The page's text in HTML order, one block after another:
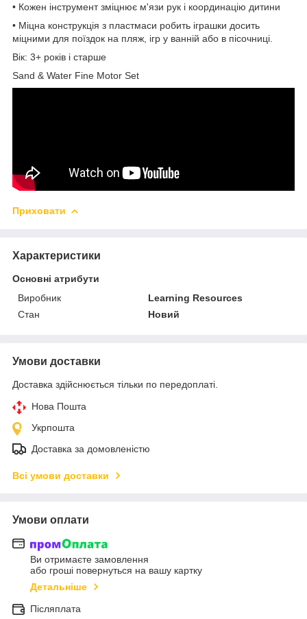
• Кожен інструмент зміцнює м'язи рук і координацію дитини
• Міцна конструкція з пластмаси робить іграшки досить
міцними для поїздок на пляж, ігр у ванній або в пісочниці.
Вік: 3+ років і старше
Sand & Water Fine Motor Set
Приховати
Характеристики
Основні атрибути
Виробник
Learning Resources
Стан
Новий
Умови доставки
Доставка здійснюється тільки по передоплаті.
Нова Пошта
Укрпошта
Доставка за домовленістю
Всі умови доставки
Умови оплати
Ви отримаєте замовлення
або гроші повернуться на вашу картку
Детальніше
Післяплата